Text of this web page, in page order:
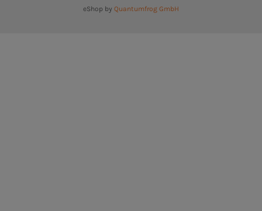
eShop by Quantumfrog GmbH